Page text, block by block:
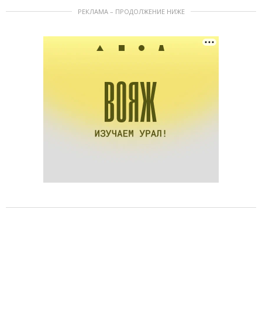
РЕКЛАМА – ПРОДОЛЖЕНИЕ НИЖЕ